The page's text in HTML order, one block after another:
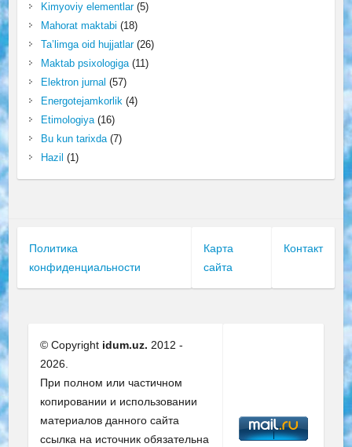
Kimyoviy elementlar(5)
Mahorat maktabi (18)
Ta’limga oid hujjatlar(26)
Maktab psixologiga(11)
Elektron jurnal (57)
Energotejamkorlik(4)
Etimologiya(16)
Bu kun tarixda(7)
Hazil (1)
Политика
конфиденциальности
Карта
сайта
Контакт
© Copyright idum.uz. 2012 -
2026.
При полном или частичном
копировании и использовании
материалов данного сайта
ссылка на источник обязательна